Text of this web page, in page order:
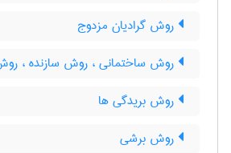
روش گرادیان مزدوج
روش ساختمانی ، روش سازنده ،
روش بریدگی ها
روش برشی